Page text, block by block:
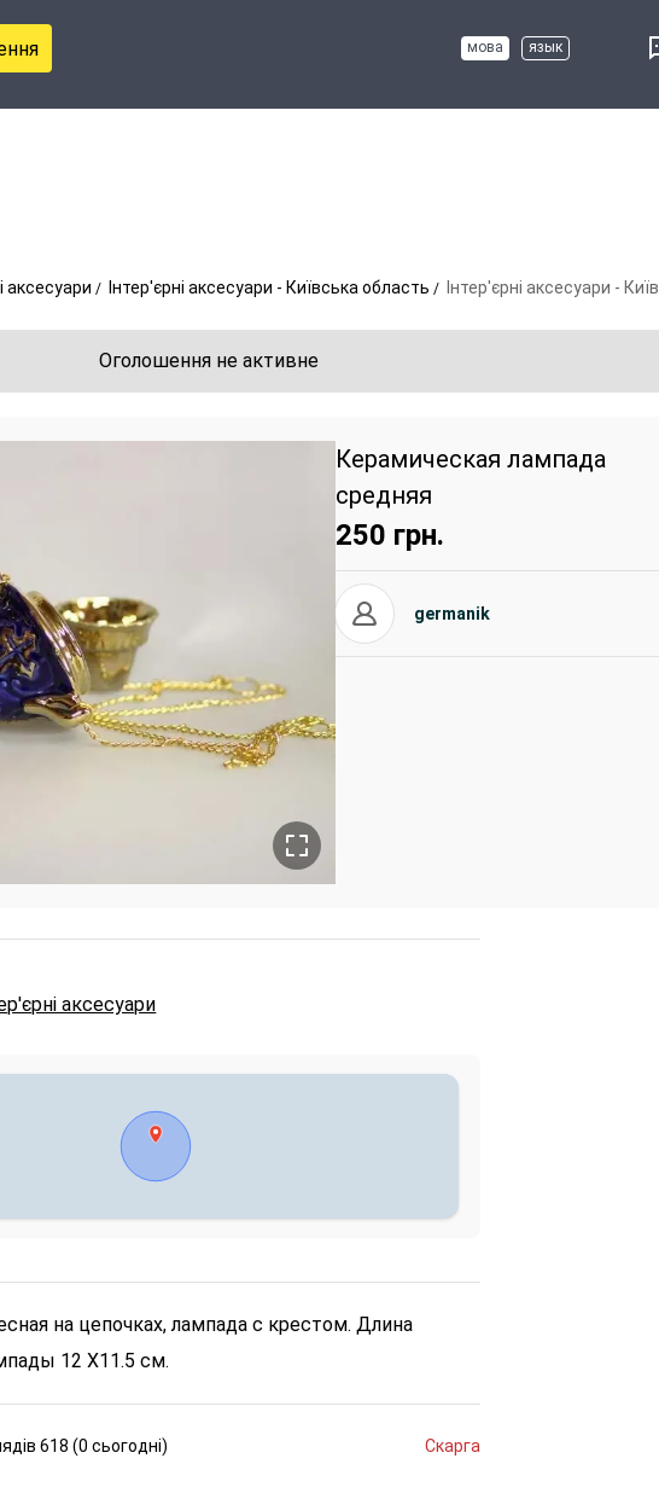
мова язык
аксесуари Інтер'єрні аксесуари - Київська область Інтер'єрні аксесуари - Київ
Оголошення не активне
Керамическая лампада
средняя
250 грн.
germanik
аксесуари
на цепочках, лампада с крестом. Длина
12 Х11.5 см.
618 (0 сьогодні)
Скарга